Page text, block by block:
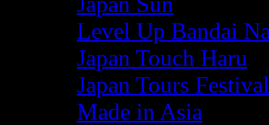
Level Up Bandai
Japan Touch Haru
Japan Tours Festival
Made in Asia